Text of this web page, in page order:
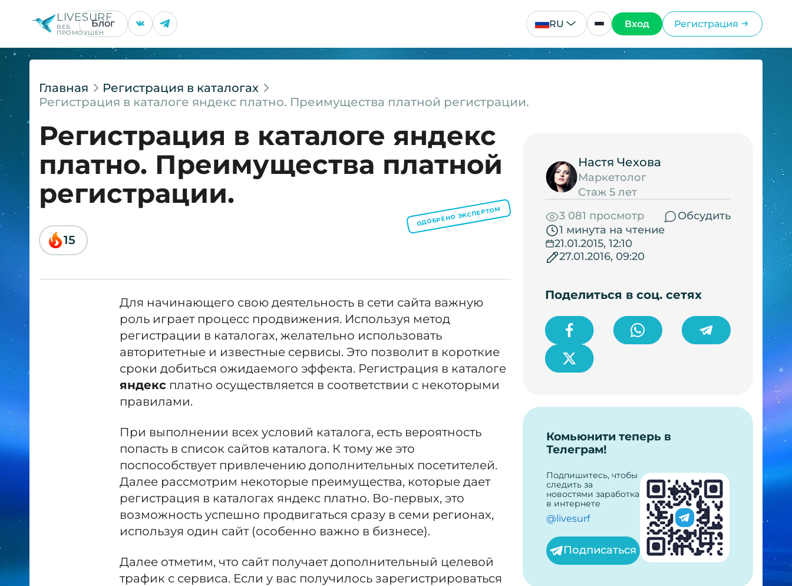
LIVESURF
ВЕБ
ПРОМОУШЕН
Блог RU Вход Регистрация
Главная
Регистрация в каталогах
Регистрация в каталоге яндекс платно. Преимущества платной регистрации.
Регистрация в каталоге яндекс
платно. Преимущества платной
регистрации.
ОДОБРЕНО ЭКСПЕРТОМ
15
Для начинающего свою деятельность в сети сайта важную
роль играет процесс продвижения. Используя метод
регистрации в каталогах, желательно использовать
авторитетные и известные сервисы. Это позволит в короткие
сроки добиться ожидаемого эффекта. Регистрация в каталоге
яндекс платно осуществляется в соответствии с некоторыми
правилами.
При выполнении всех условий каталога, есть вероятность
попасть в список сайтов каталога. К тому же это
поспособствует привлечению дополнительных посетителей.
Далее рассмотрим некоторые преимущества, которые дает
регистрация в каталогах яндекс платно. Во-первых, это
возможность успешно продвигаться сразу в семи регионах,
используя один сайт (особенно важно в бизнесе).
Далее отметим, что сайт получает дополнительный целевой
трафик с сервиса. Если у вас получилось зарегистрироваться
Настя Чехова
Маркетолог
Стаж 5 лет
3 081 просмотр
Обсудить
1 минута на чтение
21.01.2015, 12:10
27.01.2016, 09:20
Поделиться в соц. сетях
Комьюнити теперь в
Телеграм!
Подпишитесь, чтобы
следить за
новостями заработка
в интернете
@livesurf
Подписаться